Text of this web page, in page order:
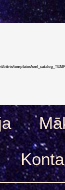
bitrix/templates/